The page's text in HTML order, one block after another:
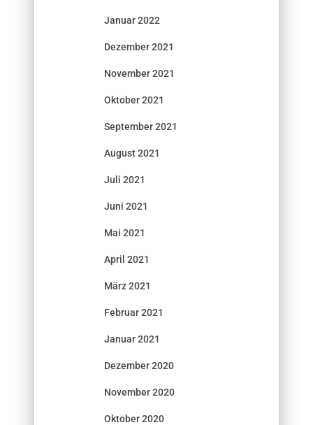
Januar 2022
Dezember 2021
November 2021
Oktober 2021
September 2021
August 2021
Juli 2021
Juni 2021
Mai 2021
April 2021
März 2021
Februar 2021
Januar 2021
Dezember 2020
November 2020
Oktober 2020